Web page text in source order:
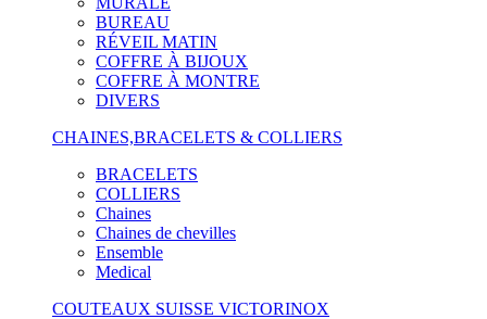
BUREAU
RÉVEIL MATIN
COFFRE À BIJOUX
COFFRE À MONTRE
DIVERS
CHAINES,BRACELETS & COLLIERS
BRACELETS
COLLIERS
Chaines
Chaines de chevilles
Ensemble
Medical
COUTEAUX SUISSE VICTORINOX